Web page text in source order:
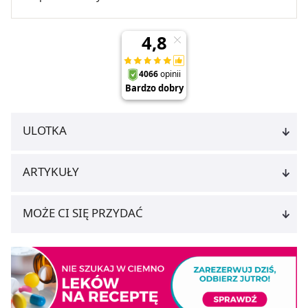
ULOTKA
ARTYKUŁY
MOŻE CI SIĘ PRZYDAĆ